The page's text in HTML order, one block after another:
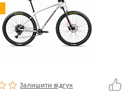
Залишити вiдгук